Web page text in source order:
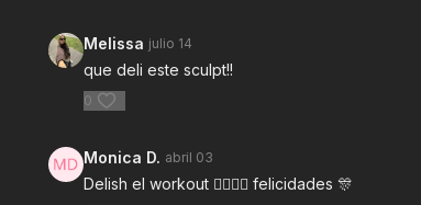
Melissa julio 14
que deli este sculpt!!
0
Monica D. abril 03
Delish el workout ❤️‍🔥❤️‍🔥 felicidades 🎊